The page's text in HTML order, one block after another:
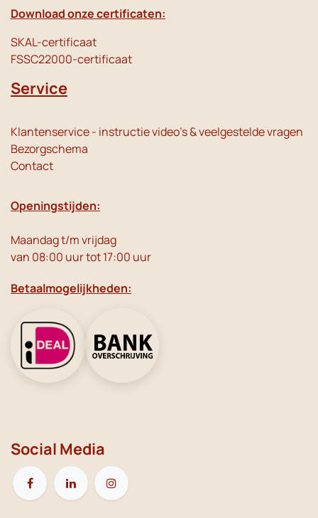
Download onze certificaten:
SKAL-certificaat
FSSC22000-certificaat
Service
Klantenservice - instructie video's & veelgestelde vragen
Bezorgschema
Contact
Openingstijden:
Maandag t/m vrijdag
van 08:00 uur tot 17:00 uur
Betaalmogelijkheden:
Social Media